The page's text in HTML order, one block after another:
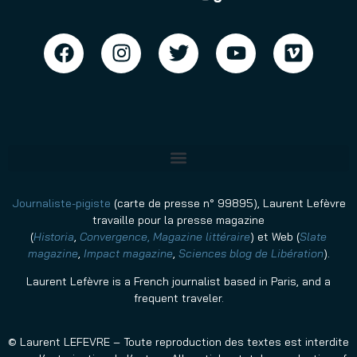
Journaliste-pigiste (carte de presse n° 99895), Laurent Lefèvre
travaille pour la presse magazine
(Historia Convergence Magazine littéraire) et Web (Slate
magazine, Impact magazine, Sciences blog de Libération).
Laurent Lefèvre is a French journalist based in Paris, and a
frequent traveler.
© Laurent LEFEVRE – Toute reproduction des textes est interdite